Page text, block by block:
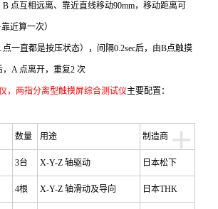
点互相远离、靠近直线移动90mm，移动距离可
近算一次）
点一直都是按压状态），间隔0.2sec后，由B点触摸
，A 点离开，重复2 次
，两指分离型触摸屏综合测试仪主要配置：
+
数量 用途 制造商
3台 X-Y-Z 轴驱动 日本松下
4根 X-Y-Z 轴滑动及导向 日本THK